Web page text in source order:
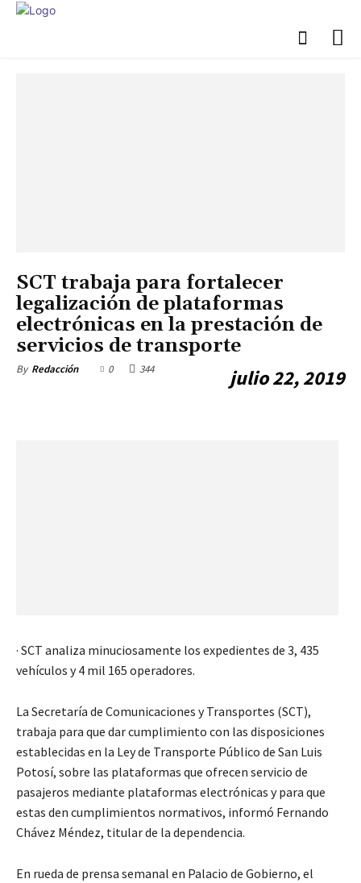
SCT trabaja para fortalecer
legalización de plataformas
electrónicas en la prestación de
servicios de transporte
By Redacción julio 22, 2019
0 344
· SCT analiza minuciosamente los expedientes de 3, 435
vehículos y 4 mil 165 operadores.
La Secretaría de Comunicaciones y Transportes (SCT),
trabaja para que dar cumplimiento con las disposiciones
establecidas en la Ley de Transporte Público de San Luis
Potosí, sobre las plataformas que ofrecen servicio de
pasajeros mediante plataformas electrónicas y para que
estas den cumplimientos normativos, informó Fernando
Chávez Méndez, titular de la dependencia.
En rueda de prensa semanal en Palacio de Gobierno, el